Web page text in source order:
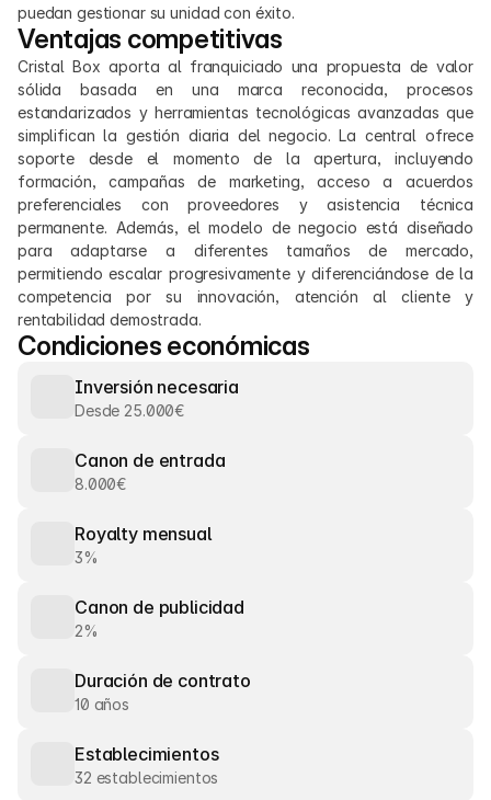
puedan gestionar su unidad con éxito.
Ventajas competitivas
Cristal Box aporta al franquiciado una propuesta de valor
sólida basada en una marca reconocida, procesos
estandarizados y herramientas tecnológicas avanzadas que
simplifican la gestión diaria del negocio. La central ofrece
soporte desde el momento de la apertura, incluyendo
formación, campañas de marketing, acceso a acuerdos
preferenciales con proveedores y asistencia técnica
permanente. Además, el modelo de negocio está diseñado
para adaptarse a diferentes tamaños de mercado,
permitiendo escalar progresivamente y diferenciándose de la
competencia por su innovación, atención al cliente y
rentabilidad demostrada.
Condiciones económicas
Inversión necesaria
Desde 25.000€
Canon de entrada
8.000€
Royalty mensual
3%
Canon de publicidad
2%
Duración de contrato
10 años
Establecimientos
32 establecimientos